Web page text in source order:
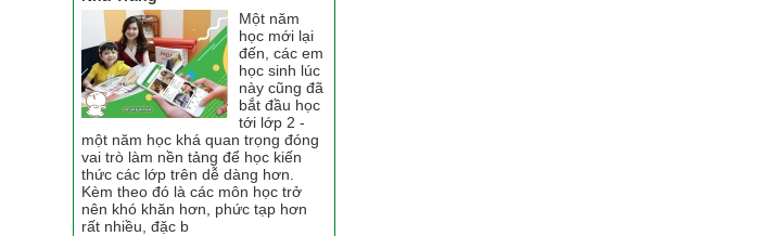
Một năm
học mới lại
đến, các em
học sinh lúc
này cũng đã
bắt đầu học
tới lớp 2 -
một năm học khá quan trọng đóng
vai trò làm nền tảng để học kiến
thức các lớp trên dễ dàng hơn.
Kèm theo đó là các môn học trở
nên khó khăn hơn, phức tạp hơn
rất nhiều, đặc b